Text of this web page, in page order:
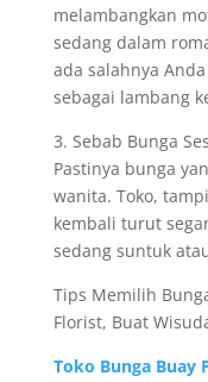
melambangkan
sedang dalam
ada salahnya
sebagai lambang
3. Sebab Bunga
Pastinya bunga
wanita. Toko,
kembali turut
sedang suntuk
Tips Memilih
Florist, Buat
Toko Bunga Buay